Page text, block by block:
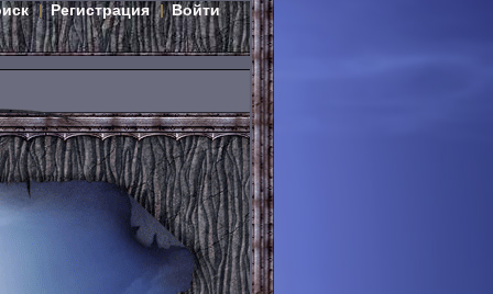
Регистрация Войти